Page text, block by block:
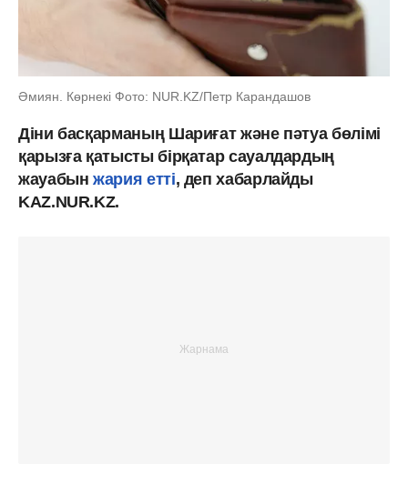
Әмиян. Көрнекі Фото: NUR.KZ/Петр Карандашов
Діни басқарманың Шариғат және пәтуа бөлімі
қарызға қатысты бірқатар сауалдардың
жауабынжария етті, деп хабарлайды
KAZ.NUR.KZ.